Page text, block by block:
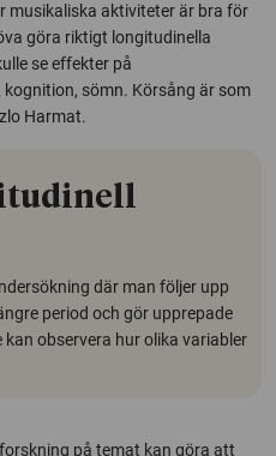
musikaliska aktiviteter är bra för
göra riktigt longitudinella
se effekter på
sömn. Körsång är som
Harmat.
där man följer upp
period och gör upprepade
observera hur olika variabler
på temat kan göra att